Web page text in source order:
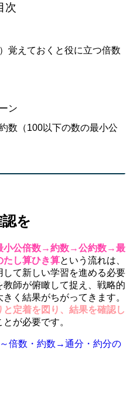
次
覚えておくと役に立つ倍数
ン
数（100以下の数の最小公
を
小公倍数→約数→公約数→最
し算ひき算という流れは、
て新しい学習を進める必要
師が俯瞰して捉え、戦略的
く結果がちがってきます。
定着を図り、結果を確認し
が必要です。
倍数・約数→通分・約分の